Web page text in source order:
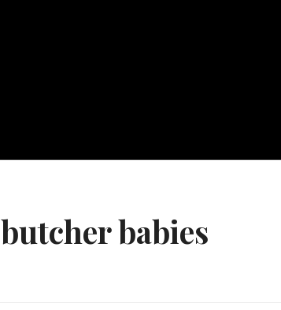
butcher babies